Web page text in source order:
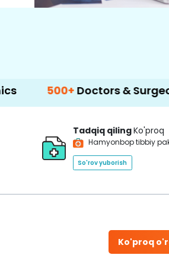
Doctors & Surgeons
Tadqiq qilingKo'proq
Hamyonbop tibbiy
So'rov yuborish
Ko'proq